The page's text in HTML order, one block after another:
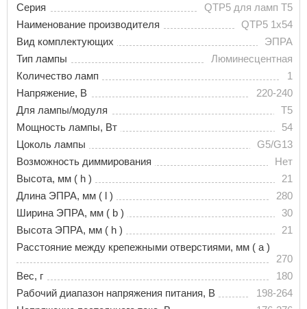
Серия
QTP5 для ламп T5
Наименование производителя
QTP5 1x54
Вид комплектующих
ЭПРА
Тип лампы
Люминесцентная
Количество ламп
1
Напряжение, В
220-240
Для лампы/модуля
T5
Мощность лампы, Вт
54
Цоколь лампы
G5/G13
Возможность диммирования
Нет
Высота, мм ( h )
21
Длина ЭПРА, мм ( l )
280
Ширина ЭПРА, мм ( b )
30
Высота ЭПРА, мм ( h )
21
Расстояние между крепежными отверстиями, мм ( a )
270
Вес, г
180
Рабочий диапазон напряжения питания, В
198-264